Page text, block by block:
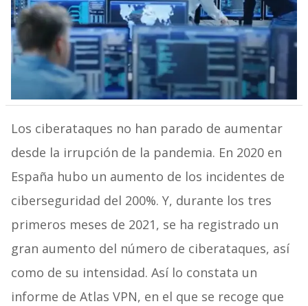
Los ciberataques no han parado de aumentar
desde la irrupción de la pandemia. En 2020 en
España hubo un aumento de los incidentes de
ciberseguridad del 200%. Y, durante los tres
primeros meses de 2021, se ha registrado un
gran aumento del número de ciberataques, así
como de su intensidad. Así lo constata un
informe de Atlas VPN, en el que se recoge que